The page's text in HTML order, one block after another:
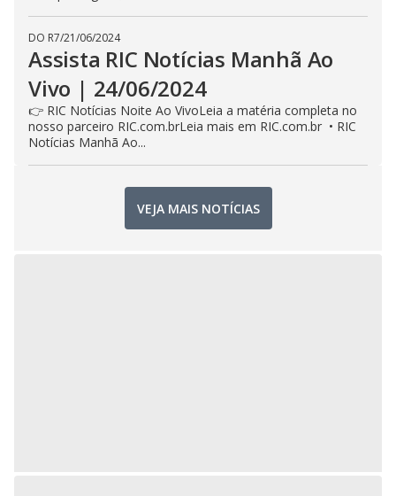
DO R7/21/06/2024
Assista RIC Notícias Manhã Ao
Vivo | 24/06/2024
👉 RIC Notícias Noite Ao VivoLeia a matéria completa no
nosso parceiro RIC.com.brLeia mais em RIC.com.br • RIC
Notícias Manhã Ao...
VEJA MAIS NOTÍCIAS